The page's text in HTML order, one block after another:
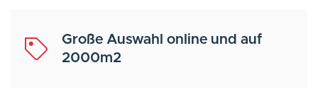
Große Auswahl online und auf
2000m2